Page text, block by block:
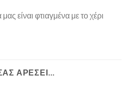
είναι φτιαγμένα με το χέρι
ΑΡΈΣΕΙ…